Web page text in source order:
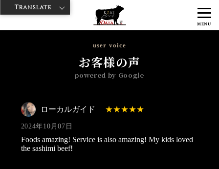
MENU
神戸牛ダイヤ > 神戸牛ダイア グランスタ八重洲店 Googleレビュー
user voice
お客様の声
powered by Google
ローカルガイド
2024年10月07日
Foods amazing! Service is also amazing! My kids loved
the sashimi beef!
Translate